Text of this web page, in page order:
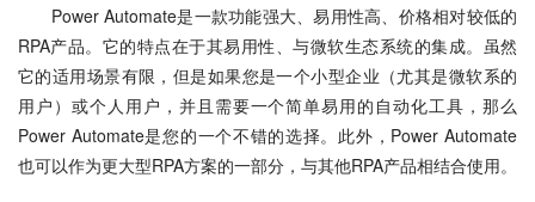
Power Automate是一款功能强大、易用性高、价格相对较低的
RPA产品。它的特点在于其易用性、与微软生态系统的集成。虽然
它的适用场景有限，但是如果您是一个小型企业（尤其是微软系的
用户）或个人用户，并且需要一个简单易用的自动化工具，那么
Power Automate是您的一个不错的选择。此外，Power Automate
也可以作为更大型RPA方案的一部分，与其他RPA产品相结合使用。